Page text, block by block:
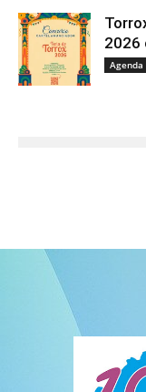
2026
Agenda